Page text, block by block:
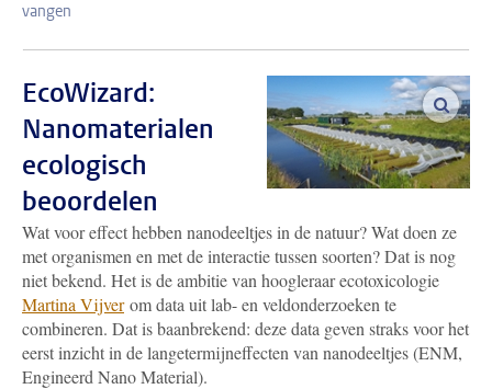
vangen
EcoWizard:
Nanomaterialen
ecologisch
beoordelen
Wat voor effect hebben nanodeeltjes in de natuur? Wat doen ze
met organismen en met de interactie tussen soorten? Dat is nog
niet bekend. Het is de ambitie van hoogleraar ecotoxicologie
Martina Vijverom data uit lab- en veldonderzoeken te
combineren. Dat is baanbrekend: deze data geven straks voor het
eerst inzicht in de langetermijneffecten van nanodeeltjes (ENM,
Engineerd Nano Material).